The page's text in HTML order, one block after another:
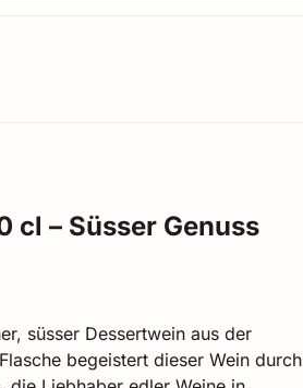
cl – Süsser Genuss
süsser Dessertwein aus der
begeistert dieser Wein durch